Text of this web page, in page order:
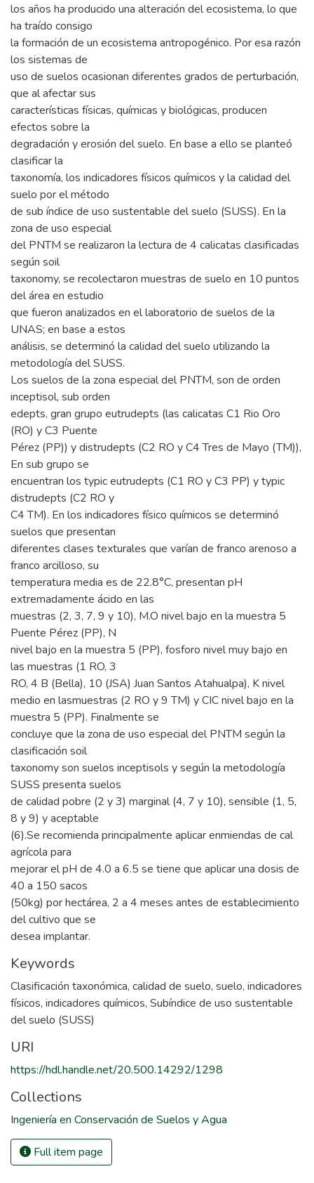
los años ha producido una alteración del ecosistema, lo que
ha traído consigo
la formación de un ecosistema antropogénico. Por esa razón
los sistemas de
uso de suelos ocasionan diferentes grados de perturbación,
que al afectar sus
características físicas, químicas y biológicas, producen
efectos sobre la
degradación y erosión del suelo. En base a ello se planteó
clasificar la
taxonomía, los indicadores físicos químicos y la calidad del
suelo por el método
de sub índice de uso sustentable del suelo (SUSS). En la
zona de uso especial
del PNTM se realizaron la lectura de 4 calicatas clasificadas
según soil
taxonomy, se recolectaron muestras de suelo en 10 puntos
del área en estudio
que fueron analizados en el laboratorio de suelos de la
UNAS; en base a estos
análisis, se determinó la calidad del suelo utilizando la
metodología del SUSS.
Los suelos de la zona especial del PNTM, son de orden
inceptisol, sub orden
edepts, gran grupo eutrudepts (las calicatas C1 Rio Oro
(RO) y C3 Puente
Pérez (PP)) y distrudepts (C2 RO y C4 Tres de Mayo (TM)),
En sub grupo se
encuentran los typic eutrudepts (C1 RO y C3 PP) y typic
distrudepts (C2 RO y
C4 TM). En los indicadores físico químicos se determinó
suelos que presentan
diferentes clases texturales que varían de franco arenoso a
franco arcilloso, su
temperatura media es de 22.8°C, presentan pH
extremadamente ácido en las
muestras (2, 3, 7, 9 y 10), M.O nivel bajo en la muestra 5
Puente Pérez (PP), N
nivel bajo en la muestra 5 (PP), fosforo nivel muy bajo en
las muestras (1 RO, 3
RO, 4 B (Bella), 10 (JSA) Juan Santos Atahualpa), K nivel
medio en lasmuestras (2 RO y 9 TM) y CIC nivel bajo en la
muestra 5 (PP). Finalmente se
concluye que la zona de uso especial del PNTM según la
clasificación soil
taxonomy son suelos inceptisols y según la metodología
SUSS presenta suelos
de calidad pobre (2 y 3) marginal (4, 7 y 10), sensible (1, 5,
8 y 9) y aceptable
(6).Se recomienda principalmente aplicar enmiendas de cal
agrícola para
mejorar el pH de 4.0 a 6.5 se tiene que aplicar una dosis de
40 a 150 sacos
(50kg) por hectárea, 2 a 4 meses antes de establecimiento
del cultivo que se
desea implantar.
Keywords
Clasificación taxonómica, calidad de suelo, suelo, indicadores
físicos, indicadores químicos, Subíndice de uso sustentable
del suelo (SUSS)
URI
https://hdl.handle.net/20.500.14292/1298
Collections
Ingeniería en Conservación de Suelos y Agua
Full item page